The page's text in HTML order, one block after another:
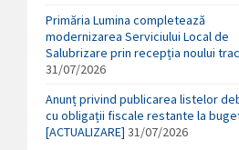
Primăria Lumina completează
modernizarea Serviciului Local de
Salubrizare prin recepția noului
31/07/2026
Anunț privind publicarea listelor
cu obligații fiscale restante la
[ACTUALIZARE] 31/07/2026